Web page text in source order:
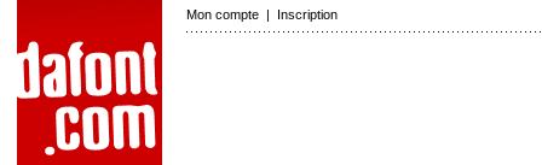
Mon compte | Inscription